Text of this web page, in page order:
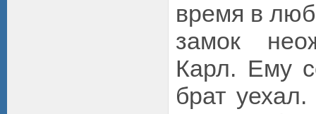
время в
замок
Карл. Ему
брат